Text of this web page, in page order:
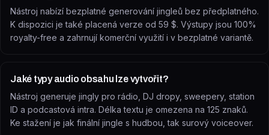
Nástroj nabízí bezplatné generování jingleů bez předplatného.
K dispozici je také placená verze od 59 $. Výstupy jsou 100%
royalty-free a zahrnují komerční využití i v bezplatné variantě.
Jaké typy audio obsahu lze vytvořit?
Nástroj generuje jingly pro rádio, DJ dropy, sweepery, station
ID a podcastová intra. Délka textu je omezena na 125 znaků.
Ke stažení je jak finální jingle s hudbou, tak surový voiceover.